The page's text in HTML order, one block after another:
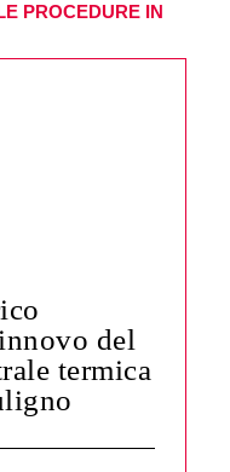
PROCEDURE IN
del
termica